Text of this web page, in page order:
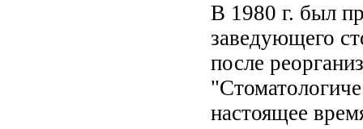
В 1980 г. был
заведующего
после
настоящее